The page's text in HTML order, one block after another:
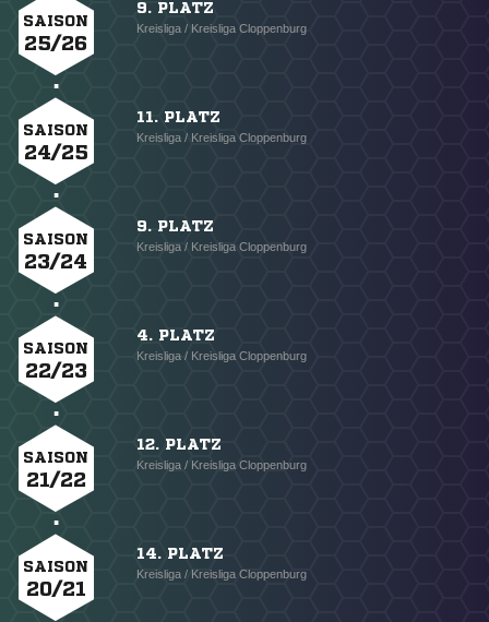
SAISON
25/26
9. PLATZ
Kreisliga / Kreisliga Cloppenburg
SAISON
24/25
11. PLATZ
Kreisliga / Kreisliga Cloppenburg
SAISON
23/24
9. PLATZ
Kreisliga / Kreisliga Cloppenburg
SAISON
22/23
4. PLATZ
Kreisliga / Kreisliga Cloppenburg
SAISON
21/22
12. PLATZ
Kreisliga / Kreisliga Cloppenburg
SAISON
20/21
14. PLATZ
Kreisliga / Kreisliga Cloppenburg